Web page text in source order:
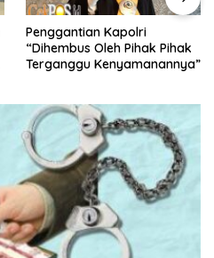
Penggantian Kapolri
“Dihembus Oleh Pihak Pihak
Terganggu Kenyamanannya”